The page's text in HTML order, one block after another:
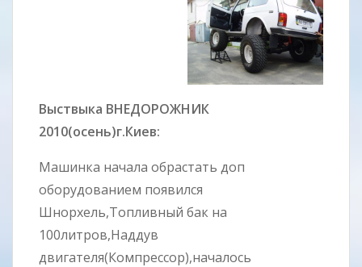
Выствыка ВНЕДОРОЖНИК
2010(осень)г.Киев:
Машинка начала обрастать доп
оборудованием появился
Шнорхель,Топливный бак на
100литров,Наддув
двигателя(Компрессор),началось